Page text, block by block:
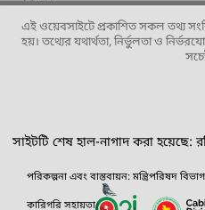
এই ওয়েবসাইটে প্রকাশিত সকল তথ্য
হয়। তথ্যের যথার্থতা, নির্ভুলতা ও
সাইটটি শেষ হাল-নাগাদ করা
পরিকল্পনা এবং বাস্তবায়ন: মন্ত্রিপরিষদ
কারিগরি সহায়তা